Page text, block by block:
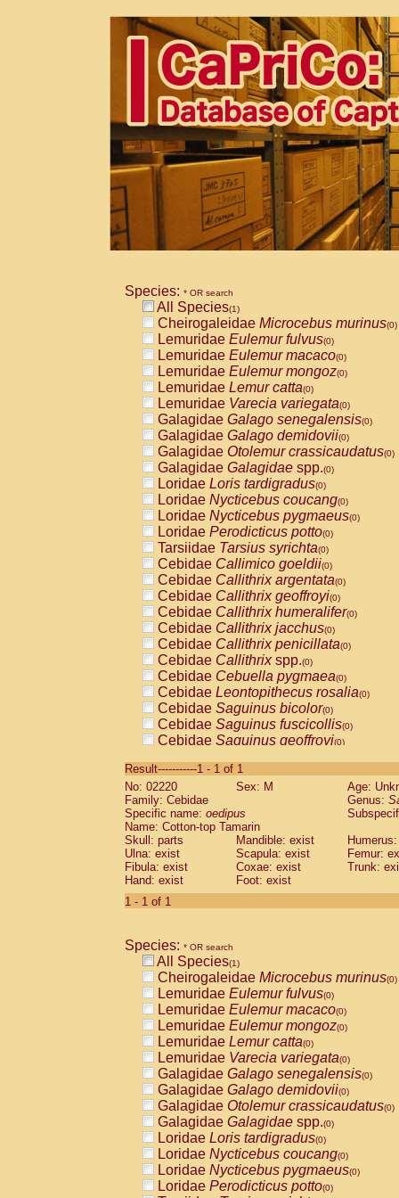
Species: * OR search
All Species(1)
Cheirogaleidae Microcebus murinus(0)
Lemuridae Eulemur fulvus(0)
Lemuridae Eulemur macaco(0)
Lemuridae Eulemur mongoz(0)
Lemuridae Lemur catta(0)
Lemuridae Varecia variegata(0)
Galagidae Galago senegalensis(0)
Galagidae Galago demidovii(0)
Galagidae Otolemur crassicaudatus(0)
Galagidae Galagidae spp.(0)
Loridae Loris tardigradus(0)
Loridae Nycticebus coucang(0)
Loridae Nycticebus pygmaeus(0)
Loridae Perodicticus potto(0)
Tarsiidae Tarsius syrichta(0)
Cebidae Callimico goeldii(0)
Cebidae Callithrix argentata(0)
Cebidae Callithrix geoffroyi(0)
Cebidae Callithrix humeralifer(0)
Cebidae Callithrix jacchus(0)
Cebidae Callithrix penicillata(0)
Cebidae Callithrixspp.(0)
Cebidae Cebuella pygmaea(0)
Cebidae Leontopithecus rosalia(0)
Cebidae Saguinus bicolor(0)
Cebidae Saguinus fuscicollis(0)
Cebidae Saguinus geoffroyi(0)
CebidaeSaguinus labiatus(0)
Cebidae Saguinus leucopus (0)
Cebidae
CebidaeSaguinus mystax
Cebidae Saguinus nigricollis (0)
Cebidae Saguinus oedipus
Cebidae Saguinus weddelli
Cebidae Saguinusspp.
Cebidae
CebidaeCebus capucinus
CebidaeCebus nigrivittatus
CebidaeCebus spp.(0)
CebidaeSaimiri boliviensis(0)
CebidaeSaimiri sciureus(0)
AtelidaeAlouatta caraya(0)
AtelidaeAlouatta fusca(0)
AtelidaeAlouatta seniculus(0)
AtelidaeAlouattaspp.(0)
AtelidaeAteles belzebuth(0)
AtelidaeAteles geoffroyi(0)
AtelidaeAteles paniscus(0)
AtelidaeAtelesspp.(0)
AtelidaeLagothrix lagothricha(0)
AtelidaeLagothrix lagothricha cana
PitheciidaeCacajao calvus
Result-----------1 - 1 of 1
No: 02220
Sex: M
Age:
Family: Cebidae
Genus:
Specific name: oedipus
Name: Cotton-top Tamarin
Skull: parts
Mandible: exist
Ulna: exist
Scapula: exist
Femur:
Fibula: exist
Coxae: exist
Trunk:
Hand: exist
Foot: exist
1 - 1 of 1
Species: * OR search
All Species(1)
Cheirogaleidae Microcebus murinus(0)
Lemuridae Eulemur fulvus(0)
Lemuridae Eulemur macaco(0)
Lemuridae Eulemur mongoz(0)
Lemuridae Lemur catta(0)
Lemuridae Varecia variegata(0)
Galagidae Galago senegalensis(0)
Galagidae Galago demidovii(0)
Galagidae Otolemur crassicaudatus(0)
Galagidae Galagidae spp.(0)
Loridae Loris tardigradus(0)
Loridae Nycticebus coucang(0)
Loridae Nycticebus pygmaeus(0)
Loridae Perodicticus potto(0)